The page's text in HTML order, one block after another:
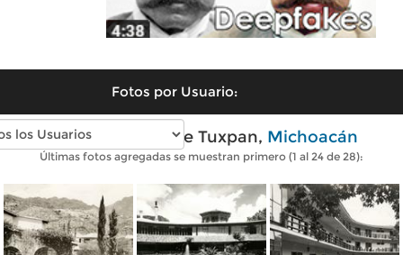
Fotos por Usuario:
Fotos antiguas de Tuxpan, Michoacán
Últimas fotos agregadas se muestran primero (1 al 24 de 28):